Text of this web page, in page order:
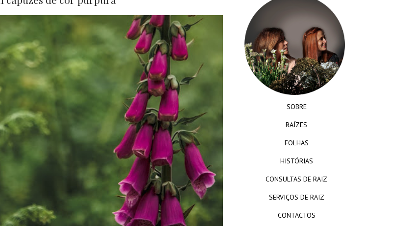
SOBRE
RAÍZES
FOLHAS
HISTÓRIAS
CONSULTAS DE RAIZ
SERVIÇOS DE RAIZ
CONTACTOS